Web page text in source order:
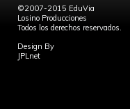
©2007-2015 EduVia
Losino Producciones
Todos los derechos reservados.
Design By
JPLnet